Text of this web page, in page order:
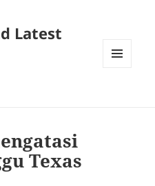
Latest
Texas